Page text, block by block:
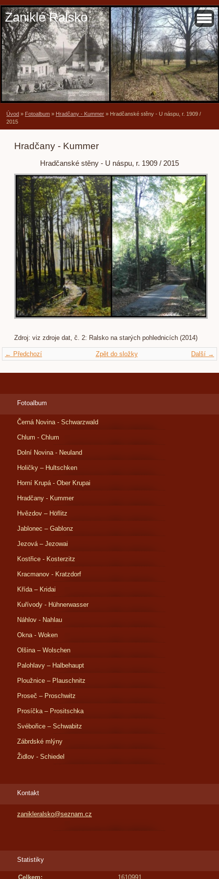
Zaniklé Ralsko
Úvod » Fotoalbum » Hradčany - Kummer » Hradčanské stěny - U náspu, r. 1909 /
2015
Hradčany - Kummer
Hradčanské stěny - U náspu, r. 1909 / 2015
Zdroj: viz zdroje dat, č. 2: Ralsko na starých pohlednicích (2014)
← Předchozí Další →
Zpět do složky
Fotoalbum
Černá Novina - Schwarzwald
Chlum - Chlum
Dolní Novina - Neuland
Holičky – Hultschken
Horní Krupá - Ober Krupai
Hradčany - Kummer
Hvězdov – Höflitz
Jablonec – Gablonz
Jezová – Jezowai
Kostřice - Kosterzitz
Kracmanov - Kratzdorf
Křída – Kridai
Kuřívody - Hühnerwasser
Náhlov - Nahlau
Okna - Woken
Olšina – Wolschen
Palohlavy – Halbehaupt
Ploužnice – Plauschnitz
Proseč – Proschwitz
Prosíčka – Prositschka
Svébořice – Schwabitz
Zábrdské mlýny
Židlov - Schiedel
Kontakt
zanikleralsko@seznam.cz
Statistiky
Celkem: 1610991